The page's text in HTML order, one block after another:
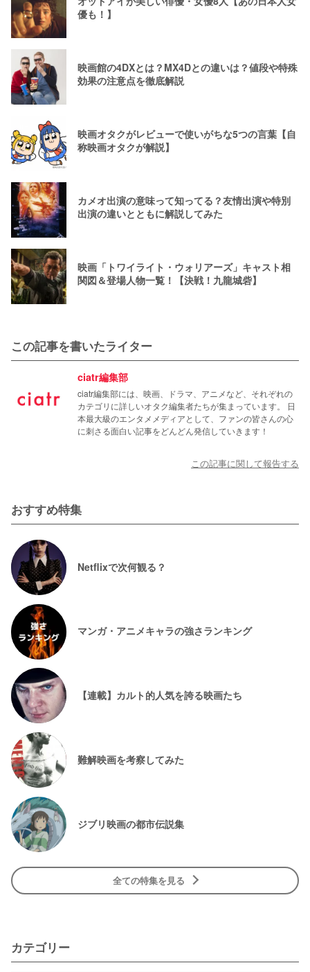
優も！】
映画館の4DXとは？MX4Dとの違いは？値段や特殊
効果の注意点を徹底解説
映画オタクがレビューで使いがちな5つの言葉【自
称映画オタクが解説】
カメオ出演の意味って知ってる？友情出演や特別
出演の違いとともに解説してみた
映画「トワイライト・ウォリアーズ」キャスト相
関図＆登場人物一覧！【決戦！九龍城砦】
この記事を書いたライター
ciatr編集部
ciatr編集部には、映画、ドラマ、アニメなど、それぞれの
カテゴリに詳しいオタク編集者たちが集まっています。 日
本最大級のエンタメメディアとして、ファンの皆さんの心
に刺さる面白い記事をどんどん発信していきます！
この記事に関して報告する
おすすめ特集
Netflixで次何観る？
マンガ・アニメキャラの強さランキング
【連載】カルト的人気を誇る映画たち
難解映画を考察してみた
ジブリ映画の都市伝説集
全ての特集を見る
カテゴリー